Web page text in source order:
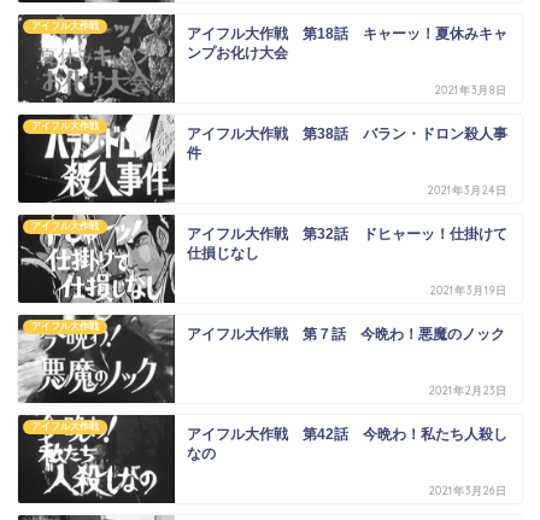
アイフル大作戦
アイフル大作戦 第18話 キャーッ！夏休みキャ
ンプお化け大会
2021年3月8日
アイフル大作戦
アイフル大作戦 第38話 バラン・ドロン殺人事
件
2021年3月24日
アイフル大作戦
アイフル大作戦 第32話 ドヒャーッ！仕掛けて
仕損じなし
2021年3月19日
アイフル大作戦 アイフル大作戦 第７話 今晩わ！悪魔のノック
2021年2月23日
アイフル大作戦
アイフル大作戦 第42話 今晩わ！私たち人殺し
なの
2021年3月26日